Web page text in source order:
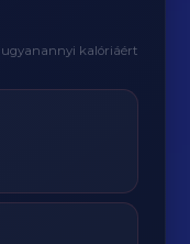
ugyanannyi kalóriáért